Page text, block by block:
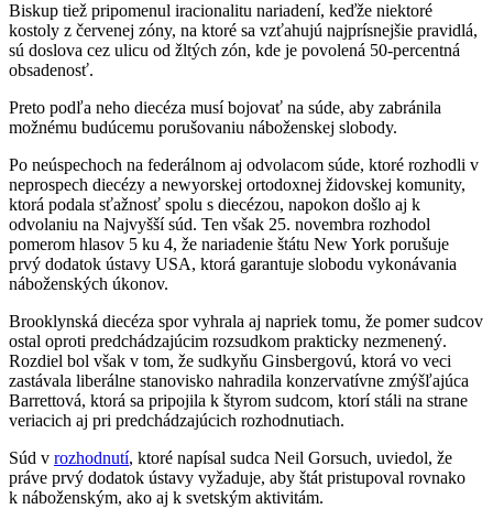
Biskup tiež pripomenul iracionalitu nariadení, keďže niektoré
kostoly z červenej zóny, na ktoré sa vzťahujú najprísnejšie pravidlá,
sú doslova cez ulicu od žltých zón, kde je povolená 50-percentná
obsadenosť.
Preto podľa neho diecéza musí bojovať na súde, aby zabránila
možnému budúcemu porušovaniu náboženskej slobody.
Po neúspechoch na federálnom aj odvolacom súde, ktoré rozhodli v
neprospech diecézy a newyorskej ortodoxnej židovskej komunity,
ktorá podala sťažnosť spolu s diecézou, napokon došlo aj k
odvolaniu na Najvyšší súd. Ten však 25. novembra rozhodol
pomerom hlasov 5 ku 4, že nariadenie štátu New York porušuje
prvý dodatok ústavy USA, ktorá garantuje slobodu vykonávania
náboženských úkonov.
Brooklynská diecéza spor vyhrala aj napriek tomu, že pomer sudcov
ostal oproti predchádzajúcim rozsudkom prakticky nezmenený.
Rozdiel bol však v tom, že sudkyňu Ginsbergovú, ktorá vo veci
zastávala liberálne stanovisko nahradila konzervatívne zmýšľajúca
Barrettová, ktorá sa pripojila k štyrom sudcom, ktorí stáli na strane
veriacich aj pri predchádzajúcich rozhodnutiach.
Súd v rozhodnutí, ktoré napísal sudca Neil Gorsuch, uviedol, že
práve prvý dodatok ústavy vyžaduje, aby štát pristupoval rovnako
k náboženským, ako aj k svetským aktivitám.